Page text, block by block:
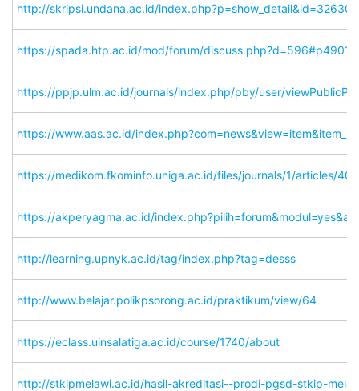
http://skripsi.undana.ac.id/index.php?p=show_detail&id=32630
https://spada.htp.ac.id/mod/forum/discuss.php?d=596#p49013
https://ppjp.ulm.ac.id/journals/index.php/pby/user/
https://www.aas.ac.id/
https://medikom.fkominfo.uniga.ac.id/files/journals/1/articles/
https://akperyagma.ac.id/
http://learning.upnyk.ac.id/tag/index.php?tag=desss
http://www.belajar.polikpsorong.ac.id/praktikum/view/64
https://eclass.uinsalatiga.ac.id/course/1740/about
http://stkipmelawi.ac.id/hasil-akreditasi--prodi-pgsd-stkip-